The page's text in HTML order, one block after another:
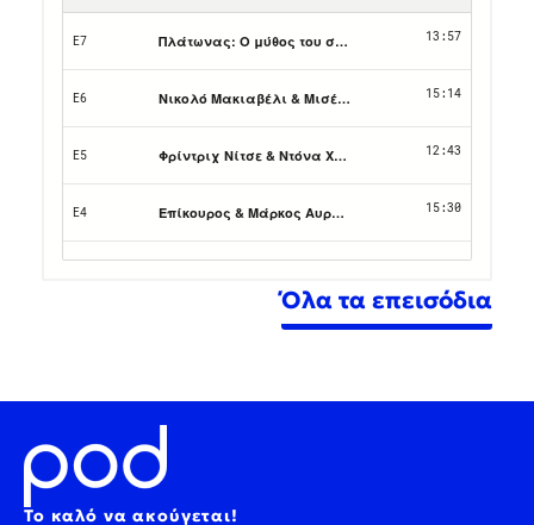
Όλα τα επεισόδια
Το καλό να ακούγεται!